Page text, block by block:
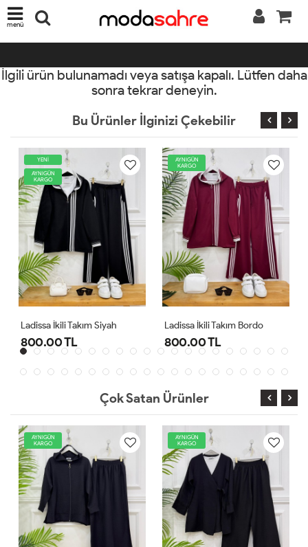
menü
İlgili ürün bulunamadı veya satışa kapalı. Lütfen daha
sonra tekrar deneyin.
Bu Ürünler İlginizi Çekebilir
YENİ
AYNIGÜN
KARGO
Ladissa İkili Takım Siyah
800.00 TL
AYNIGÜN
KARGO
Ladissa İkili Takım Bordo
800.00 TL
Çok Satan Ürünler
AYNIGÜN
KARGO
AYNIGÜN
KARGO